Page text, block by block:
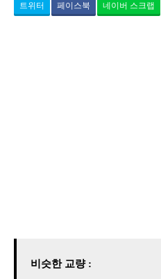
트위터 페이스북 네이버 스크랩
비슷한 교량 :